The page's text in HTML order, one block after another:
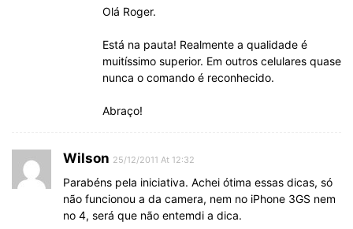
Olá Roger.
Está na pauta! Realmente a qualidade é
muitíssimo superior. Em outros celulares quase
nunca o comando é reconhecido.
Abraço!
Wilson 25/12/2011 At 12:32
Parabéns pela iniciativa. Achei ótima essas dicas, só
não funcionou a da camera, nem no iPhone 3GS nem
no 4, será que não entemdi a dica.